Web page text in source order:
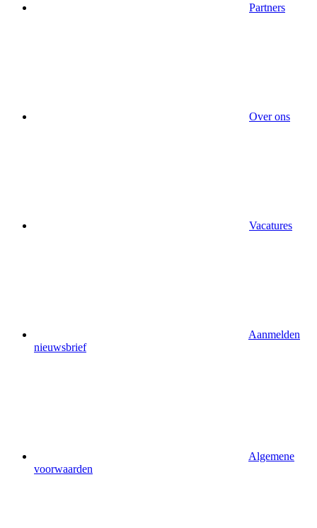
Partners
Over ons
Vacatures
Aanmelden
nieuwsbrief
Algemene
voorwaarden